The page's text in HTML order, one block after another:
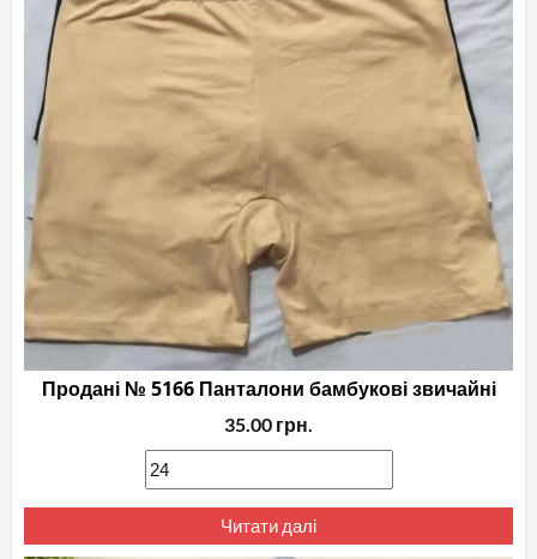
Продані № 5166 Панталони бамбукові звичайні
35.00 грн.
Читати далі